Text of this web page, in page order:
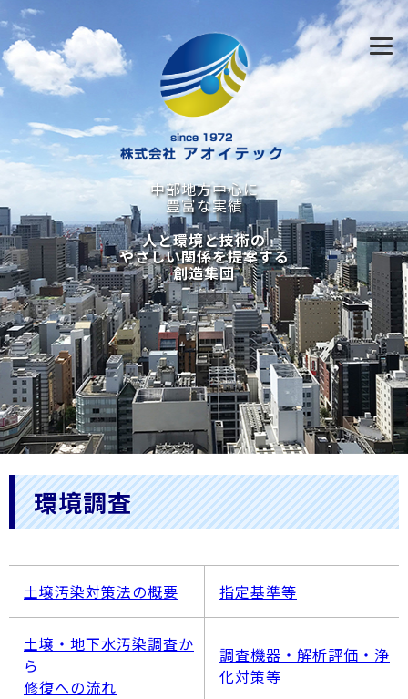
中部地方中心に
豊富な実績
人と環境と技術の
やさしい関係を提案する
創造集団
環境調査
土壌汚染対策法の概要 指定基準等
土壌・地下水汚染調査か
ら
修復への流れ
調査機器・解析評価・浄
化対策等